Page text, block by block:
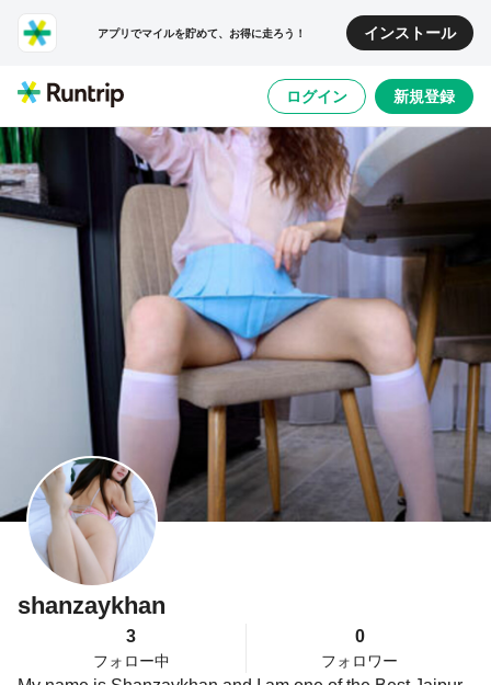
アプリでマイルを貯めて、お得に走ろう！ インストール
ログイン 新規登録
shanzaykhan
3
フォロー中
0
フォロワー